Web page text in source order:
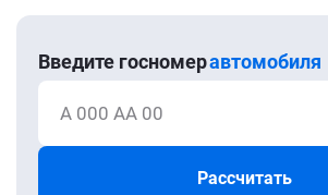
Введите госномеравтомобиля
А 000 АА 00
Рассчитать